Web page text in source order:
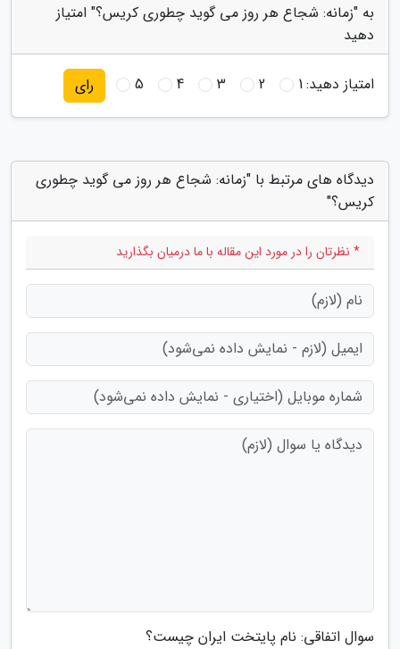
به "زمانه: شجاع هر روز می گوید چطوری کریس؟" امتیاز
دهید
امتیاز دهید:1
2
3
4
5 رای
دیدگاه های مرتبط با "زمانه: شجاع هر روز می گوید چطوری
کریس؟"
* نظرتان را در مورد این مقاله با ما درمیان بگذارید
سوال اتفاقی: نام پایتخت ایران چیست؟